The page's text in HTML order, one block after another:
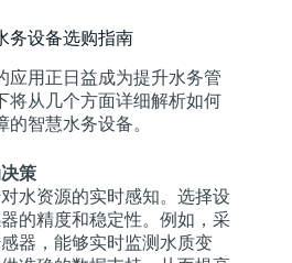
务设备选购指南
应用正日益成为提升水务管
将从几个方面详细解析如何
智慧水务设备。
策
水资源的实时感知。选择设
的精度和稳定性。例如，采
器，能够实时监测水质变